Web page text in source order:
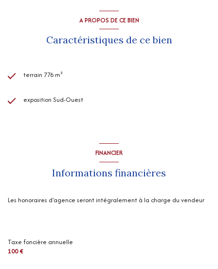
A PROPOS DE CE BIEN
Caractéristiques de ce bien
terrain 776 m²
exposition Sud-Ouest
FINANCIER
Informations financières
Les honoraires d'agence seront intégralement à la charge du vendeur
Taxe foncière annuelle
100 €